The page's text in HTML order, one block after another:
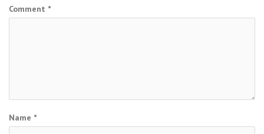
Comment *
Name *